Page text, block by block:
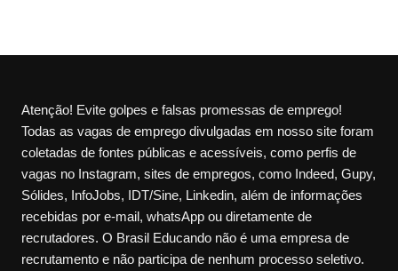
Atenção! Evite golpes e falsas promessas de emprego!
Todas as vagas de emprego divulgadas em nosso site foram
coletadas de fontes públicas e acessíveis, como perfis de
vagas no Instagram, sites de empregos, como Indeed, Gupy,
Sólides, InfoJobs, IDT/Sine, Linkedin, além de informações
recebidas por e-mail, whatsApp ou diretamente de
recrutadores. O Brasil Educando não é uma empresa de
recrutamento e não participa de nenhum processo seletivo.